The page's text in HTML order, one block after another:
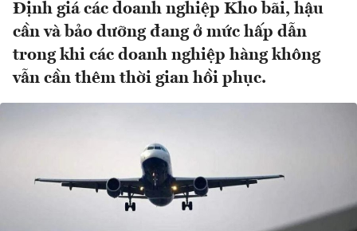
Định giá các doanh nghiệp Kho bãi, hậu
cần và bảo dưỡng đang ở mức hấp dẫn
trong khi các doanh nghiệp hàng không
vẫn cần thêm thời gian hồi phục.